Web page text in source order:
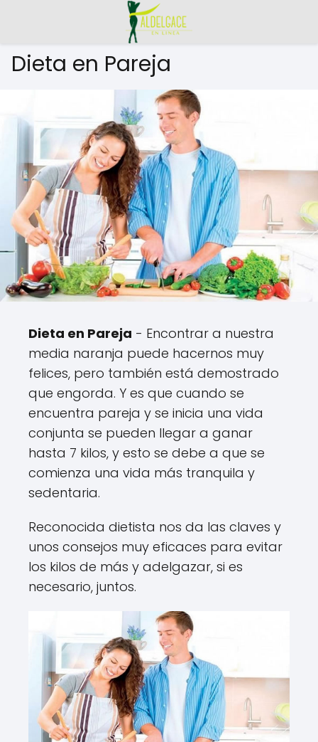
Dieta en Pareja
Dieta en Pareja - Encontrar a nuestra
media naranja puede hacernos muy
felices, pero también está demostrado
que engorda. Y es que cuando se
encuentra pareja y se inicia una vida
conjunta se pueden llegar a ganar
hasta 7 kilos, y esto se debe a que se
comienza una vida más tranquila y
sedentaria.
Reconocida dietista nos da las claves y
unos consejos muy eficaces para evitar
los kilos de más y adelgazar, si es
necesario, juntos.